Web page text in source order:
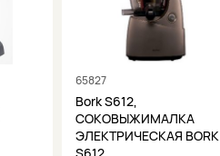
65827
Bork S612,
СОКОВЫЖИМАЛКА
ЭЛЕКТРИЧЕСКАЯ BORK